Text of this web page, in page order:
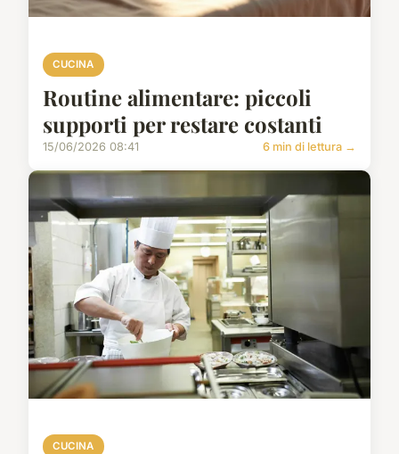
CUCINA
Routine alimentare: piccoli
supporti per restare costanti
15/06/2026 08:41 6 min di lettura →
CUCINA